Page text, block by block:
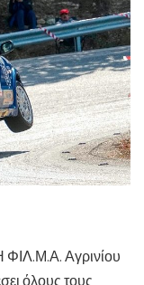
ΦΙΛ.Μ.Α. Αγρινίου
όλους τους